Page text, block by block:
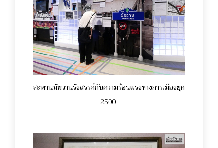
สะพานมัฆวานรังสรรค์กับความร้อนแรงทางการเมืองยุค
2500